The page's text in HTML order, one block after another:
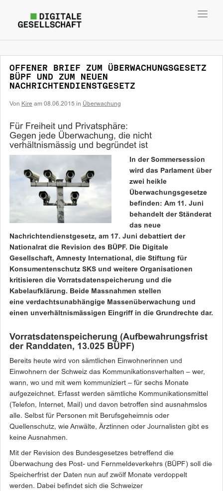
OFFENER BRIEF ZUM ÜBERWACHUNGSGESETZ
BÜPF UND ZUM NEUEN
NACHRICHTENDIENSTGESETZ
Von Kire am 08.06.2015 in Überwachung
Für Freiheit und Privatsphäre:
Gegen jede Überwachung, die nicht
verhältnismässig und begründet ist
In der Sommersession
wird das Parlament über
zwei heikle
Überwachungsgesetze
befinden: Am 11. Juni
behandelt der Ständerat
das neue
Nachrichtendienstgesetz, am 17. Juni debattiert der
Nationalrat die Revision des BÜPF. Die Digitale
Gesellschaft, Amnesty International, die Stiftung für
Konsumentenschutz SKS und weitere Organisationen
kritisieren die Vorratsdatenspeicherung und die
Kabelaufklärung. Beide Massnahmen stellen
eine verdachtsunabhängige Massenüberwachung und
einen unverhältnismässigen Eingriff in die Grundrechte dar.
Vorratsdatenspeicherung (Aufbewahrungsfrist
der Randdaten, 13.025 BÜPF)
Bereits heute wird von sämtlichen Einwohnerinnen und
Einwohnern der Schweiz das Kommunikationsverhalten – wer,
wann, wo und mit wem kommuniziert – für sechs Monate
aufgezeichnet. Erfasst werden sämtliche Kommunikationsmittel
(Telefon, Internet, Mail) und davon betroffen sind ausnahmslos
alle. Selbst für Personen mit Berufsgeheimnis oder
Quellenschutz, wie Anwälte, Ärztinnen oder Journalisten gibt es
keine Ausnahmen.
Mit der Revision des Bundesgesetzes betreffend die
Überwachung des Post- und Fernmeldeverkehrs (BÜPF) soll die
Speicherfrist der Daten nun auf zwölf Monate verdoppelt
werden. Dabei befindet sich die Schweizer